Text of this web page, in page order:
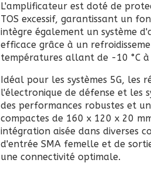
L'amplificateur est doté de
TOS excessif, garantissant un
intègre également un système
efficace grâce à un
températures allant de -10 °C à
Idéal pour les systèmes 5G, les
l'électronique de défense et les
des performances robustes et
compactes de 160 x 120 x 20
intégration aisée dans diverses
d'entrée SMA femelle et de
une connectivité optimale.